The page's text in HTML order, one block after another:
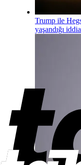
Trump ile
yaşandığı